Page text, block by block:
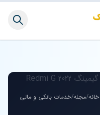
خانه/مجله/خدمات بانکی و مالی